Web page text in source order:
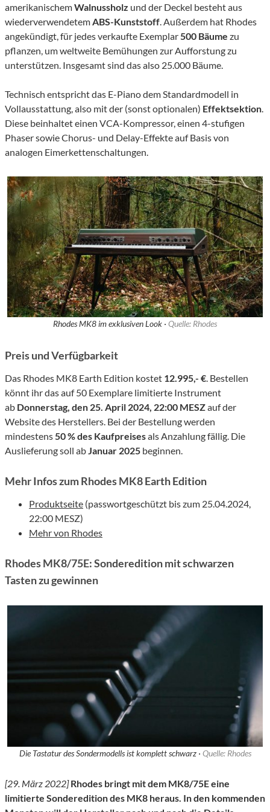
amerikanischemWalnussholz und der Deckel besteht aus
wiederverwendetemABS-Kunststoff. Außerdem hat Rhodes
angekündigt, für jedes verkaufte Exemplar500 Bäume zu
pflanzen, um weltweite Bemühungen zur Aufforstung zu
unterstützen. Insgesamt sind das also 25.000 Bäume.
Technisch entspricht das E-Piano dem Standardmodell in
Vollausstattung, also mit der (sonst optionalen) Effektsektion.
Diese beinhaltet einen VCA-Kompressor, einen 4-stufigen
Phaser sowie Chorus- und Delay-Effekte auf Basis von
analogen Eimerkettenschaltungen.
Rhodes MK8 im exklusiven Look · Quelle: Rhodes
Preis und Verfügbarkeit
Das Rhodes MK8 Earth Edition kostet 12.995,- €. Bestellen
könnt ihr das auf 50 Exemplare limitierte Instrument
ab Donnerstag, den 25. April 2024, 22:00 MESZauf der
Website des Herstellers. Bei der Bestellung werden
mindestens50 % des Kaufpreisesals Anzahlung fällig. Die
Auslieferung soll abJanuar 2025 beginnen.
Mehr Infos zum Rhodes MK8 Earth Edition
Produktseite (passwortgeschützt bis zum 25.04.2024,
22:00 MESZ)
Mehr von Rhodes
Rhodes MK8/75E: Sonderedition mit schwarzen
Tasten zu gewinnen
Die Tastatur des Sondermodells ist komplett schwarz · Quelle: Rhodes
[29. März 2022] Rhodes bringt mit dem MK8/75E eine
limitierte Sonderedition des MK8 heraus. In den kommenden